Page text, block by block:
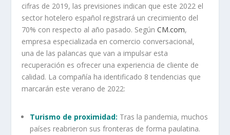
cifras de 2019, las previsiones indican que este 2022 el
sector hotelero español registrará un crecimiento del
70% con respecto al año pasado. SegúnCM.com,
empresa especializada en comercio conversacional,
una de las palancas que van a impulsar esta
recuperación es ofrecer una experiencia de cliente de
calidad. La compañía ha identificado 8 tendencias que
marcarán este verano de 2022:
Turismo de proximidad: Tras la pandemia, muchos
países reabrieron sus fronteras de forma paulatina.